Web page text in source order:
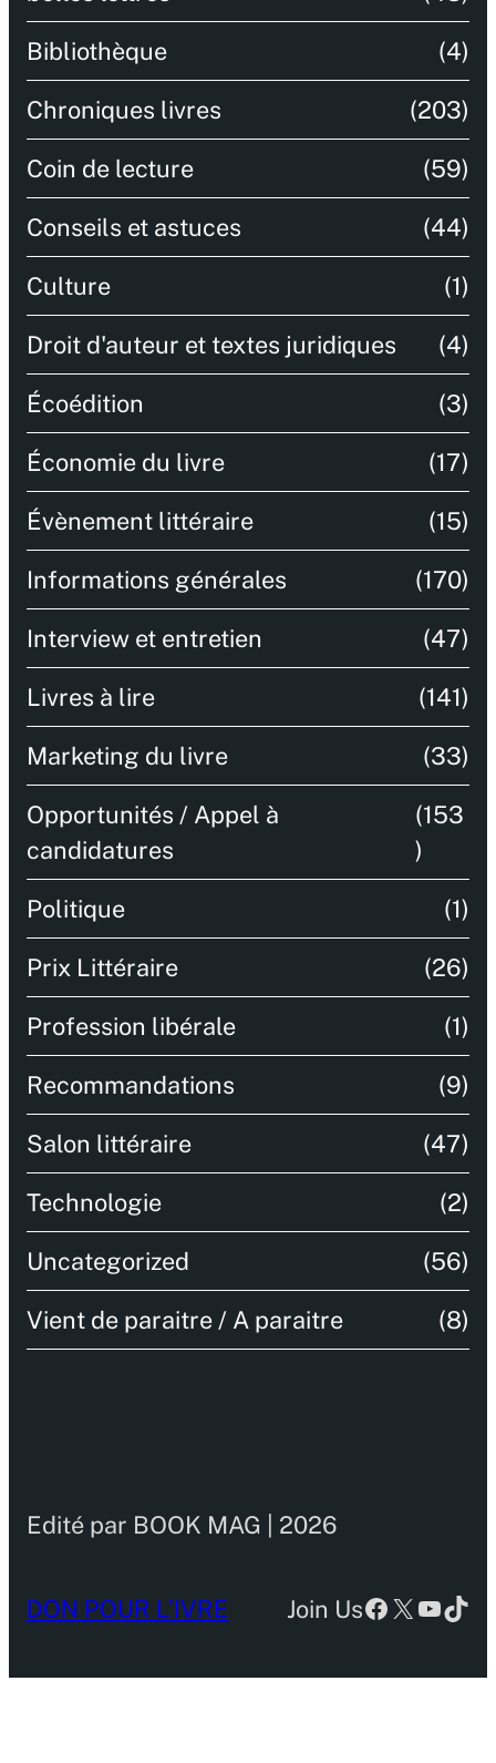
Bibliothèque (4)
Chroniques livres (203)
Coin de lecture (59)
Conseils et astuces (44)
Culture (1)
Droit d'auteur et textes juridiques (4)
Écoédition (3)
Économie du livre (17)
Évènement littéraire (15)
Informations générales (170)
Interview et entretien (47)
Livres à lire (141)
Marketing du livre (33)
Opportunités / Appel à
candidatures
(153
)
Politique (1)
Prix Littéraire (26)
Profession libérale (1)
Recommandations (9)
Salon littéraire (47)
Technologie (2)
Uncategorized (56)
Vient de paraitre / A paraitre (8)
Edité par BOOK MAG | 2026
DON POUR L’IVRE Join UsFacebook
X